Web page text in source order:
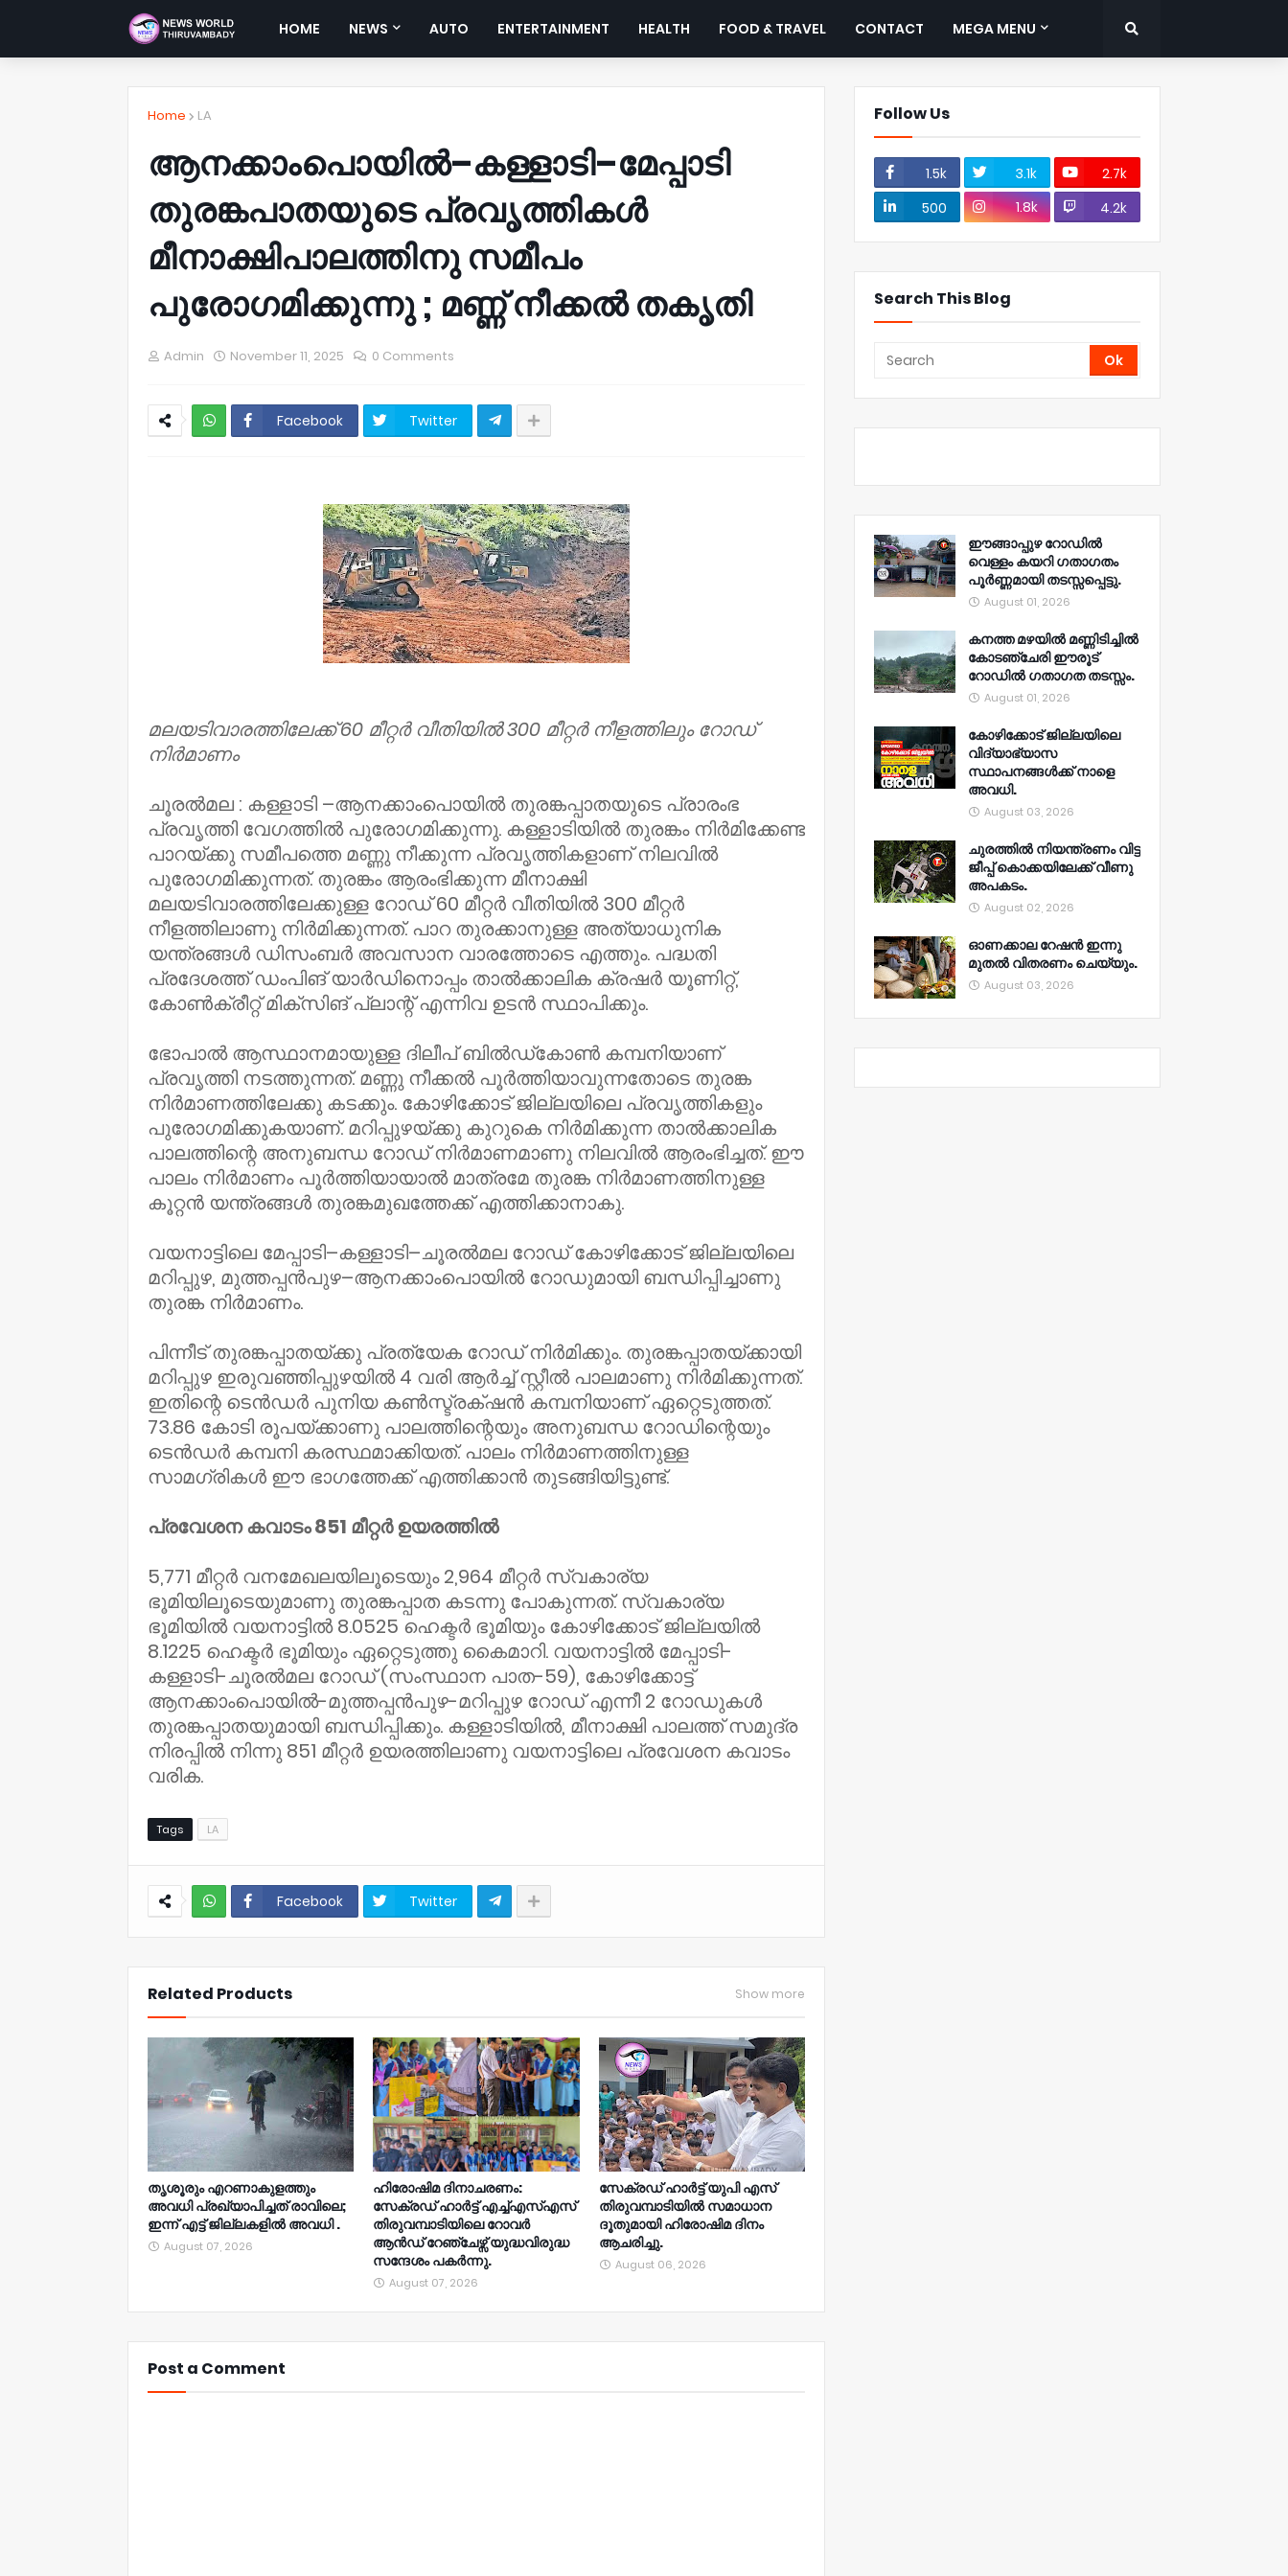
HOME NEWS AUTO ENTERTAINMENT HEALTH FOOD & TRAVEL CONTACT MEGA MENU
Home LA
ആനക്കാംപൊയിൽ–കള്ളാടി–മേപ്പാടി
തുരങ്കപാതയുടെ പ്രവൃത്തികൾ
മീനാക്ഷിപാലത്തിനു സമീപം
പുരോഗമിക്കുന്നു ; മണ്ണ് നീക്കൽ തകൃതി
Admin November 11, 2025 0 Comments
Facebook Twitter
മലയടിവാരത്തിലേക്ക് 60 മീറ്റർ വീതിയിൽ 300 മീറ്റർ നീളത്തിലും റോഡ്‌
നിർമാണം
ചൂരൽമല : കള്ളാടി –ആനക്കാംപൊയിൽ തുരങ്കപ്പാതയുടെ പ്രാരംഭ
പ്രവൃത്തി വേഗത്തിൽ പുരോഗമിക്കുന്നു. കള്ളാടിയിൽ തുരങ്കം നിർമിക്കേണ്ട
പാറയ്ക്കു സമീപത്തെ മണ്ണു നീക്കുന്ന പ്രവൃത്തികളാണ് നിലവിൽ
പുരോഗമിക്കുന്നത്. തുരങ്കം ആരംഭിക്കുന്ന മീനാക്ഷി
മലയടിവാരത്തിലേക്കുള്ള റോഡ്‌ 60 മീറ്റർ വീതിയിൽ 300 മീറ്റർ
നീളത്തിലാണു നിർമിക്കുന്നത്‌. പാറ തുരക്കാനുള്ള അത്യാധുനിക
യന്ത്രങ്ങൾ ഡിസംബർ അവസാന വാരത്തോടെ എത്തും. പദ്ധതി
പ്രദേശത്ത് ഡംപിങ് യാർഡിനൊപ്പം താൽക്കാലിക ക്രഷർ യൂണിറ്റ്,
കോൺക്രീറ്റ് മിക്സിങ് പ്ലാന്റ് എന്നിവ ഉടൻ സ്ഥാപിക്കും.
ഭോപാൽ ആസ്ഥാനമായുള്ള ദിലീപ്‌ ബിൽഡ്‌കോൺ കമ്പനിയാണ്
പ്രവൃത്തി നടത്തുന്നത്. മണ്ണു നീക്കൽ പൂർത്തിയാവുന്നതോടെ തുരങ്ക
നിർമാണത്തിലേക്കു കടക്കും. കോഴിക്കോട് ജില്ലയിലെ പ്രവൃത്തികളും
പുരോഗമിക്കുകയാണ്. മറിപ്പുഴയ്ക്കു കുറുകെ നിർമിക്കുന്ന താൽക്കാലിക
പാലത്തിന്റെ അനുബന്ധ റോഡ് നിർമാണമാണു നിലവിൽ ആരംഭിച്ചത്. ഈ
പാലം നിർമാണം പൂർത്തിയായാൽ മാത്രമേ തുരങ്ക നിർമാണത്തിനുള്ള
കൂറ്റൻ യന്ത്രങ്ങൾ തുരങ്കമുഖത്തേക്ക് എത്തിക്കാനാകു.
വയനാട്ടിലെ മേപ്പാടി–കള്ളാടി–ചൂരൽമല റോഡ് കോഴിക്കോട് ജില്ലയിലെ
മറിപ്പുഴ, മുത്തപ്പൻപുഴ–ആനക്കാംപൊയിൽ റോഡുമായി ബന്ധിപ്പിച്ചാണു
തുരങ്ക നിർമാണം.
പിന്നീട് തുരങ്കപ്പാതയ്ക്കു പ്രത്യേക റോഡ് നിർമിക്കും. തുരങ്കപ്പാതയ്ക്കായി
മറിപ്പുഴ ഇരുവഞ്ഞിപ്പുഴയിൽ 4 വരി ആർച്ച് സ്റ്റീൽ പാലമാണു നിർമിക്കുന്നത്.
ഇതിന്റെ ടെൻഡർ പുനിയ കൺസ്ട്രക്‌ഷൻ കമ്പനിയാണ് ഏറ്റെടുത്തത്.
73.86 കോടി രൂപയ്ക്കാണു പാലത്തിന്റെയും അനുബന്ധ റോഡിന്റെയും
ടെൻഡർ കമ്പനി കരസ്ഥമാക്കിയത്. പാലം നിർമാണത്തിനുള്ള
സാമഗ്രികൾ ഈ ഭാഗത്തേക്ക് എത്തിക്കാൻ തുടങ്ങിയിട്ടുണ്ട്.
പ്രവേശന കവാടം 851 മീറ്റർ ഉയരത്തിൽ
5,771 മീറ്റർ വനമേഖലയിലൂടെയും 2,964 മീറ്റർ സ്വകാര്യ
ഭൂമിയിലൂടെയുമാണു തുരങ്കപ്പാത കടന്നു പോകുന്നത്. സ്വകാര്യ
ഭൂമിയിൽ വയനാട്ടിൽ 8.0525 ഹെക്ടർ ഭൂമിയും കോഴിക്കോട് ജില്ലയിൽ
8.1225 ഹെക്ടർ ഭൂമിയും ഏറ്റെടുത്തു കൈമാറി. വയനാട്ടിൽ മേപ്പാടി-
കള്ളാടി-ചൂരൽമല റോഡ് (സംസ്ഥാന പാത-59), കോഴിക്കോട്ട്
ആനക്കാംപൊയിൽ-മുത്തപ്പൻപുഴ-മറിപ്പുഴ റോഡ് എന്നീ 2 റോഡുകൾ
തുരങ്കപ്പാതയുമായി ബന്ധിപ്പിക്കും. കള്ളാടിയിൽ, മീനാക്ഷി പാലത്ത് സമുദ്ര
നിരപ്പിൽ നിന്നു 851 മീറ്റർ ഉയരത്തിലാണു വയനാട്ടിലെ പ്രവേശന കവാടം
വരിക.
Tags LA
Facebook Twitter
Related Products Show more
തൃശൂരും എറണാകുളത്തും
അവധി പ്രഖ്യാപിച്ചത് രാവിലെ;
ഇന്ന് എട്ട് ജില്ലകളിൽ അവധി .
August 07, 2026
ഹിരോഷിമ ദിനാചരണം:
സേക്രഡ് ഹാർട്ട് എച്ച്എസ്എസ്
തിരുവമ്പാടിയിലെ റോവർ
ആൻഡ് റേഞ്ചേഴ്സ് യുദ്ധവിരുദ്ധ
സന്ദേശം പകർന്നു.
August 07, 2026
സേക്രഡ് ഹാർട്ട് യുപി എസ്
തിരുവമ്പാടിയിൽ സമാധാന
ദൂതുമായി ഹിരോഷിമ ദിനം
ആചരിച്ചു.
August 06, 2026
Post a Comment
Follow Us
1.5k 3.1k
2.7k
500
1.8k 4.2k
Search This Blog
ഈങ്ങാപ്പുഴ റോഡിൽ
വെള്ളം കയറി ഗതാഗതം
പൂർണ്ണമായി തടസ്സപ്പെട്ടു.
August 01, 2026
കനത്ത മഴയിൽ മണ്ണിടിച്ചിൽ
കോടഞ്ചേരി ഈരൂട്
റോഡിൽ ഗതാഗത തടസ്സം.
August 01, 2026
കോഴിക്കോട് ജില്ലയിലെ
വിദ്യാഭ്യാസ
സ്ഥാപനങ്ങൾക്ക് നാളെ
അവധി.
August 03, 2026
ചുരത്തിൽ നിയന്ത്രണം വിട്ട
ജീപ്പ് കൊക്കയിലേക്ക് വീണു
അപകടം.
August 02, 2026
ഓണക്കാല റേഷൻ ഇന്നു
മുതല്‍ വിതരണം ചെയ്യും.
August 03, 2026